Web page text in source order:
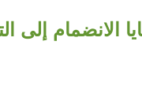
الانضمام إلى